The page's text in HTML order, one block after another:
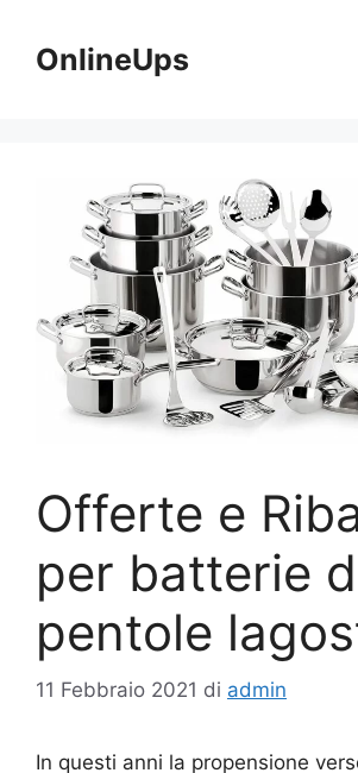
contenuto
OnlineUps
Offerte e
per batterie
pentole
11 Febbraio 2021 di admin
In questi anni la propensione